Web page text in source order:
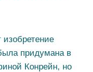
изобретение
придумана в
Конрейн, но